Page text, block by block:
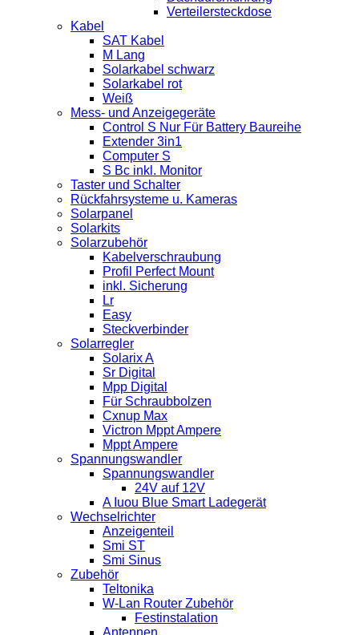
Verteilersteckdose
Kabel
SAT Kabel
M Lang
Solarkabel schwarz
Solarkabel rot
Weiß
Mess- und Anzeigegeräte
Control S Nur Für Battery Baureihe
Extender 3in1
Computer S
S Bc inkl. Monitor
Taster und Schalter
Rückfahrsysteme u. Kameras
Solarpanel
Solarkits
Solarzubehör
Kabelverschraubung
Profil Perfect Mount
inkl. Sicherung
Lr
Easy
Steckverbinder
Solarregler
Solarix A
Sr Digital
Mpp Digital
Für Schraubbolzen
Cxnup Max
Victron Mppt Ampere
Mppt Ampere
Spannungswandler
Spannungswandler
24V auf 12V
A Iuou Blue Smart Ladegerät
Wechselrichter
Anzeigenteil
Smi ST
Smi Sinus
Zubehör
Teltonika
W-Lan Router Zubehör
Festinstalation
Antennen